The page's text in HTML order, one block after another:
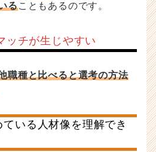
ることもあるのです。
ッチが生じやすい
職種と比べると選考の方法
いる人材像を理解でき